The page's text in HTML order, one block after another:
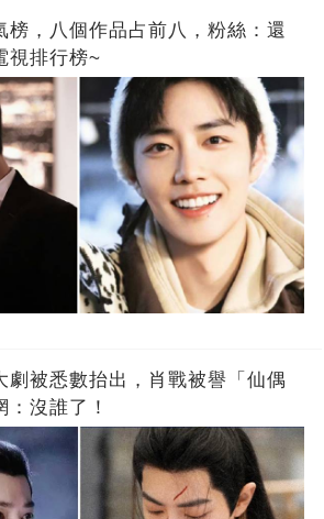
榜，八個作品占前八，粉絲：還
視排行榜~
劇被悉數抬出，肖戰被譽「仙偶
沒誰了！